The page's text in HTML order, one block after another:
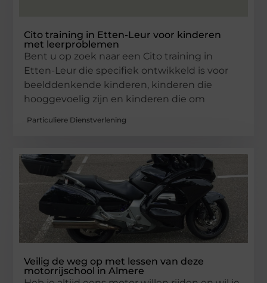
Cito training in Etten-Leur voor kinderen
met leerproblemen
Bent u op zoek naar een Cito training in
Etten-Leur die specifiek ontwikkeld is voor
beelddenkende kinderen, kinderen die
hooggevoelig zijn en kinderen die om
Particuliere Dienstverlening
Veilig de weg op met lessen van deze
motorrijschool in Almere